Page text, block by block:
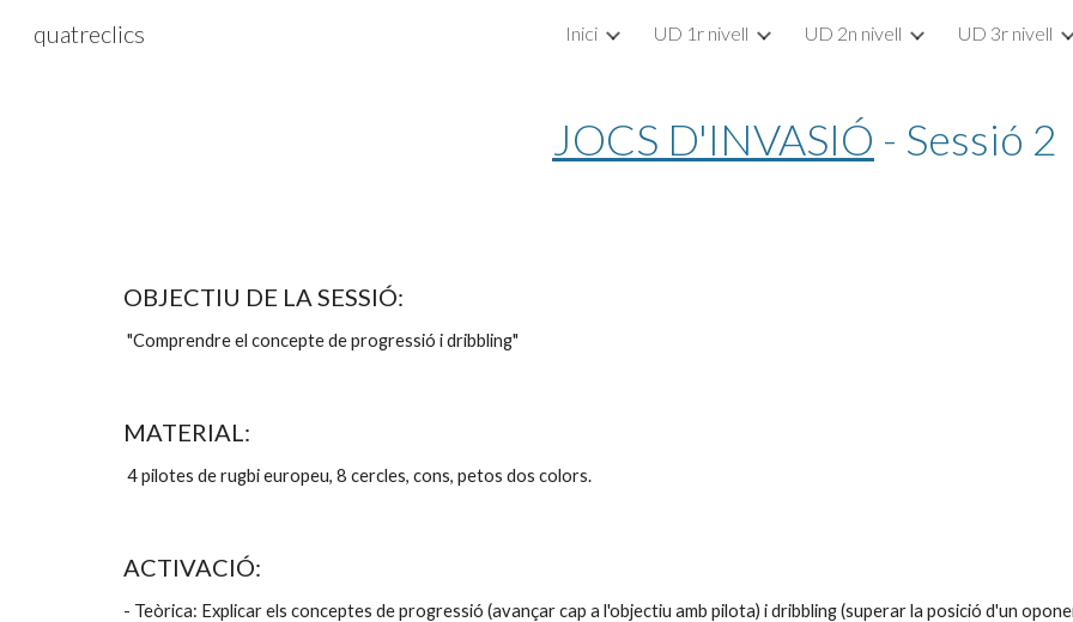
Skip to main content Skip to
quatreclics Inici UD 1r nivell UD 2n nivell UD 3r nivell
JOCS D'INVASIÓ - Sessió 2
OBJECTIU DE LA SESSIÓ:
"Comprendre el concepte de progressió i dribbling"
MATERIAL:
4 pilotes de rugbi europeu, 8 cercles, cons, petos dos colors.
ACTIVACIÓ:
- Teòrica: Explicar els conceptes de progressió (avançar cap a l'objectiu amb pilota) i dribbling (superar la posició d'un